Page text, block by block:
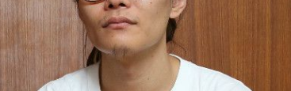
観る将棋、読む将棋